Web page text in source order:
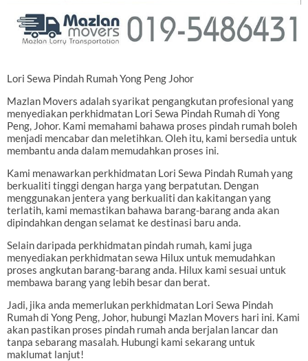
Lori Sewa Pindah Rumah Yong Peng Johor
Mazlan Movers adalah syarikat pengangkutan profesional yang
menyediakan perkhidmatan Lori Sewa Pindah Rumah di Yong
Peng, Johor. Kami memahami bahawa proses pindah rumah boleh
menjadi mencabar dan meletihkan. Oleh itu, kami bersedia untuk
membantu anda dalam memudahkan proses ini.
Kami menawarkan perkhidmatan Lori Sewa Pindah Rumah yang
berkualiti tinggi dengan harga yang berpatutan. Dengan
menggunakan jentera yang berkualiti dan kakitangan yang
terlatih, kami memastikan bahawa barang-barang anda akan
dipindahkan dengan selamat ke destinasi baru anda.
Selain daripada perkhidmatan pindah rumah, kami juga
menyediakan perkhidmatan sewa Hilux untuk memudahkan
proses angkutan barang-barang anda. Hilux kami sesuai untuk
membawa barang yang lebih besar dan berat.
Jadi, jika anda memerlukan perkhidmatan Lori Sewa Pindah
Rumah di Yong Peng, Johor, hubungi Mazlan Movers hari ini. Kami
akan pastikan proses pindah rumah anda berjalan lancar dan
tanpa sebarang masalah. Hubungi kami sekarang untuk
maklumat lanjut!